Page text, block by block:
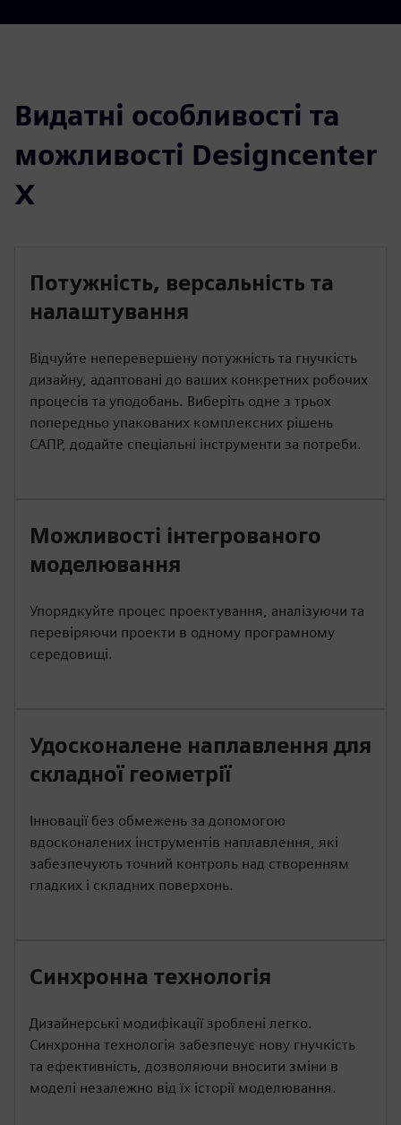
Видатні особливості та
можливості Designcenter
X
Потужність, версальність та
налаштування
Відчуйте неперевершену потужність та гнучкість
дизайну, адаптовані до ваших конкретних робочих
процесів та уподобань. Виберіть одне з трьох
попередньо упакованих комплексних рішень
САПР, додайте спеціальні інструменти за потреби.
Можливості інтегрованого
моделювання
Упорядкуйте процес проектування, аналізуючи та
перевіряючи проекти в одному програмному
середовищі.
Удосконалене наплавлення для
складної геометрії
Інновації без обмежень за допомогою
вдосконалених інструментів наплавлення, які
забезпечують точний контроль над створенням
гладких і складних поверхонь.
Синхронна технологія
Дизайнерські модифікації зроблені легко.
Синхронна технологія забезпечує нову гнучкість
та ефективність, дозволяючи вносити зміни в
моделі незалежно від їх історії моделювання.